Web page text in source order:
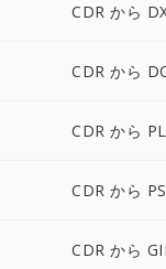
CDR から
CDR から
CDR から
CDR から
CDR から